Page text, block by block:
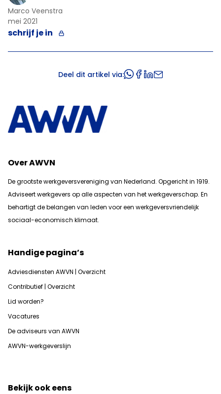
Marco Veenstra
mei 2021
schrijf je in
Deel dit artikel via:
Over AWVN
De grootste werkgeversvereniging van Nederland. Opgericht in 1919.
Adviseert werkgevers op alle aspecten van het werkgeverschap. En
behartigt de belangen van leden voor een werkgeversvriendelijk
sociaal-economisch klimaat.
Handige pagina’s
Adviesdiensten AWVN | Overzicht
Contributief | Overzicht
Lid worden?
Vacatures
De adviseurs van AWVN
AWVN-werkgeverslijn
Bekijk ook eens